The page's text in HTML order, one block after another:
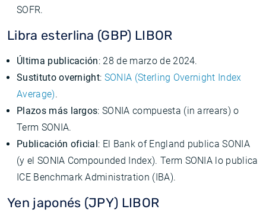
SOFR.
Libra esterlina (GBP) LIBOR
Última publicación: 28 de marzo de 2024.
Sustituto overnight: SONIA (Sterling Overnight Index
Average).
Plazos más largos: SONIA compuesta (in arrears) o
Term SONIA.
Publicación oficial: El Bank of England publica SONIA
(y el SONIA Compounded Index). Term SONIA lo publica
ICE Benchmark Administration (IBA).
Yen japonés (JPY) LIBOR